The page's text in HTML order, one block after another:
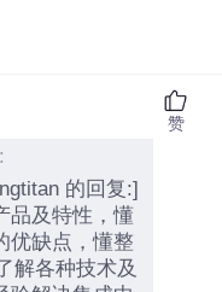
的回复:]
品及特性，懂
优缺点，懂整
解各种技术及
赞